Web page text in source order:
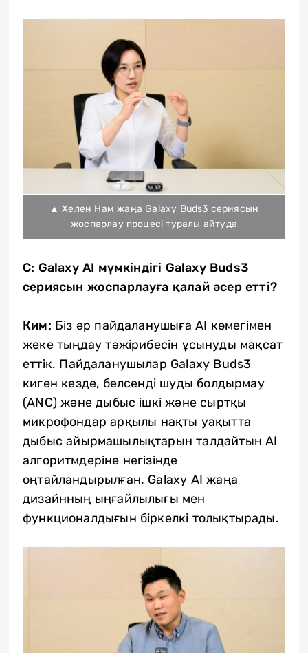
▲ Хелен Нам жаңа Galaxy Buds3 сериясын
жоспарлау процесі туралы айтуда
С: Galaxy AI мүмкіндігі Galaxy Buds3
сериясын жоспарлауға қалай әсер етті?
Ким: Біз әр пайдаланушыға AI көмегімен
жеке тыңдау тәжірибесін ұсынуды мақсат
еттік. Пайдаланушылар Galaxy Buds3
киген кезде, белсенді шуды болдырмау
(ANC) және дыбыс ішкі және сыртқы
микрофондар арқылы нақты уақытта
дыбыс айырмашылықтарын талдайтын AI
алгоритмдеріне негізінде
оңтайландырылған. Galaxy AI жаңа
дизайнның ыңғайлылығы мен
функционалдығын біркелкі толықтырады.